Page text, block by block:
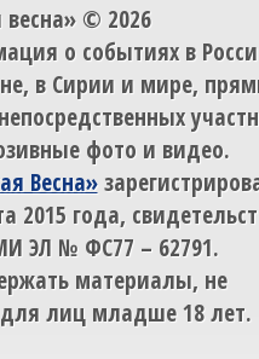
весна» © 2026
о событиях в
в Сирии и мире,
фото и видео.
Весна»
2015 года,
ЭЛ № ФС77 – 62791.
материалы, не
лиц младше 18 лет.